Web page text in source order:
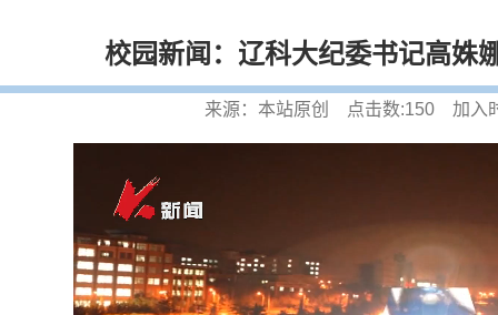
校园新闻：辽科大纪委书记高姝
来源：本站原创 点击数:150加入时